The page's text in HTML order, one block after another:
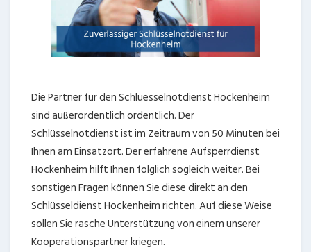
Die Partner für den Schluesselnotdienst Hockenheim
sind außerordentlich ordentlich. Der
Schlüsselnotdienst ist im Zeitraum von 50 Minuten bei
Ihnen am Einsatzort. Der erfahrene Aufsperrdienst
Hockenheim hilft Ihnen folglich sogleich weiter. Bei
sonstigen Fragen können Sie diese direkt an den
Schlüsseldienst Hockenheim richten. Auf diese Weise
sollen Sie rasche Unterstützung von einem unserer
Kooperationspartner kriegen.